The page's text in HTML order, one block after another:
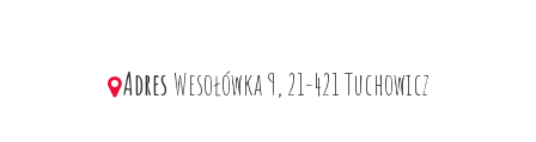
Adres Wesołówka 9, 21-421 Tuchowicz